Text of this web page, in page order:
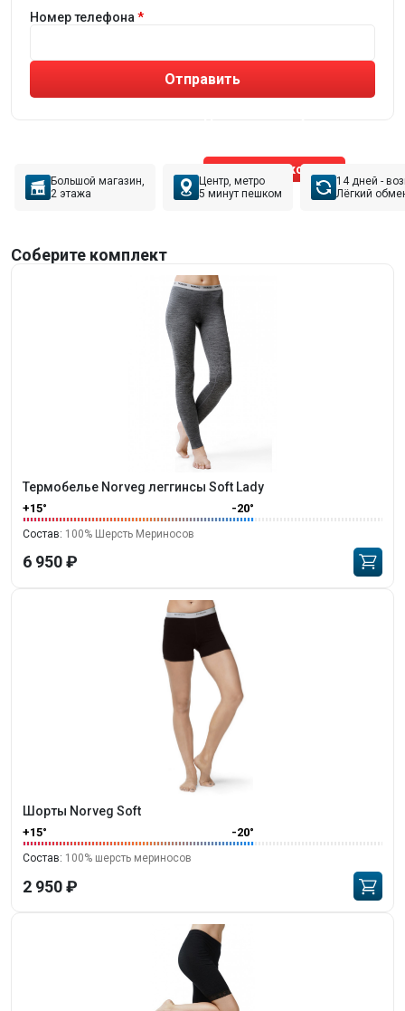
Номер телефона
Отправить
Позвонить эксперту
Большой магазин,
2 этажа
Центр, метро
5 минут пешком
14 дней -
Лёгкий
Соберите комплект
Термобелье Norveg леггинсы Soft Lady
+15° -20°
Состав: 100% Шерсть Мериносов
6 950 ₽
Шорты Norveg Soft
+15° -20°
Состав: 100% шерсть мериносов
2 950 ₽